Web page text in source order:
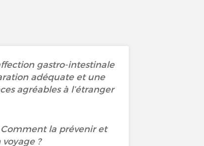
gastro-intestinale
adéquate et une
agréables à l’étranger
Comment la prévenir et
?